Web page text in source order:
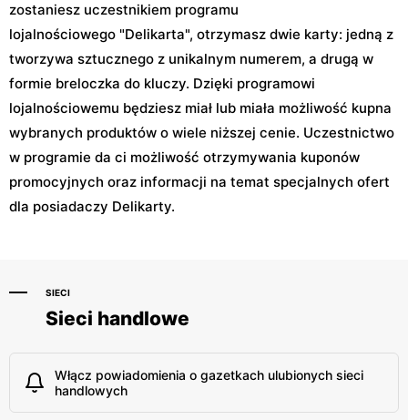
zostaniesz uczestnikiem programu
lojalnościowego "Delikarta", otrzymasz dwie karty: jedną z
tworzywa sztucznego z unikalnym numerem, a drugą w
formie breloczka do kluczy. Dzięki programowi
lojalnościowemu będziesz miał lub miała możliwość kupna
wybranych produktów o wiele niższej cenie. Uczestnictwo
w programie da ci możliwość otrzymywania kuponów
promocyjnych oraz informacji na temat specjalnych ofert
dla posiadaczy Delikarty.
SIECI
Sieci handlowe
Włącz powiadomienia o gazetkach ulubionych sieci
handlowych